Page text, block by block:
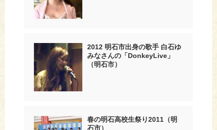
2012 明石市出身の歌手 白石ゆ
みなさんの「DonkeyLive」
（明石市）
春の明石高校生祭り2011（明
石市）